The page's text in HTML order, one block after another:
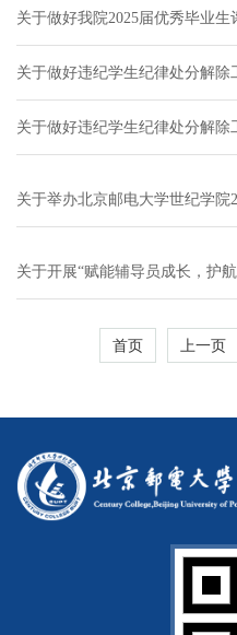
关于做好我院2025届优秀毕业生
关于做好违纪学生纪律处分解除
关于做好违纪学生纪律处分解除
关于举办北京邮电大学世纪学院
关于开展“赋能辅导员成长，护
首页 上一页